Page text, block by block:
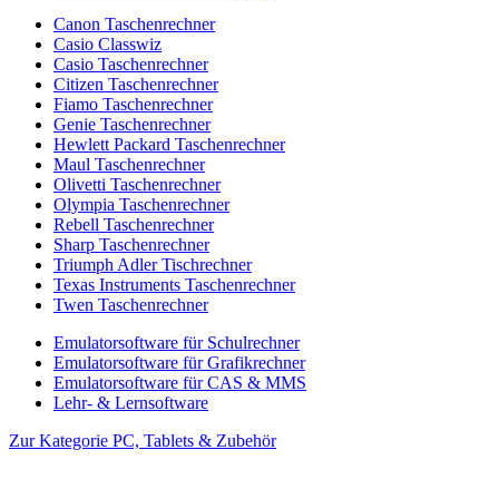
Canon Taschenrechner
Casio Classwiz
Casio Taschenrechner
Citizen Taschenrechner
Fiamo Taschenrechner
Genie Taschenrechner
Hewlett Packard Taschenrechner
Maul Taschenrechner
Olivetti Taschenrechner
Olympia Taschenrechner
Rebell Taschenrechner
Sharp Taschenrechner
Triumph Adler Tischrechner
Texas Instruments Taschenrechner
Twen Taschenrechner
Emulatorsoftware für Schulrechner
Emulatorsoftware für Grafikrechner
Emulatorsoftware für CAS & MMS
Lehr- & Lernsoftware
Zur Kategorie PC, Tablets & Zubehör